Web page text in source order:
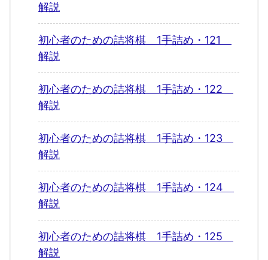
解説
初心者のための詰将棋 1手詰め・121
解説
初心者のための詰将棋 1手詰め・122
解説
初心者のための詰将棋 1手詰め・123
解説
初心者のための詰将棋 1手詰め・124
解説
初心者のための詰将棋 1手詰め・125
解説